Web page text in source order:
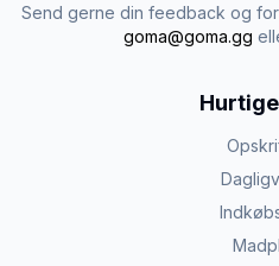
Send gerne din feedback og
goma@goma.gg